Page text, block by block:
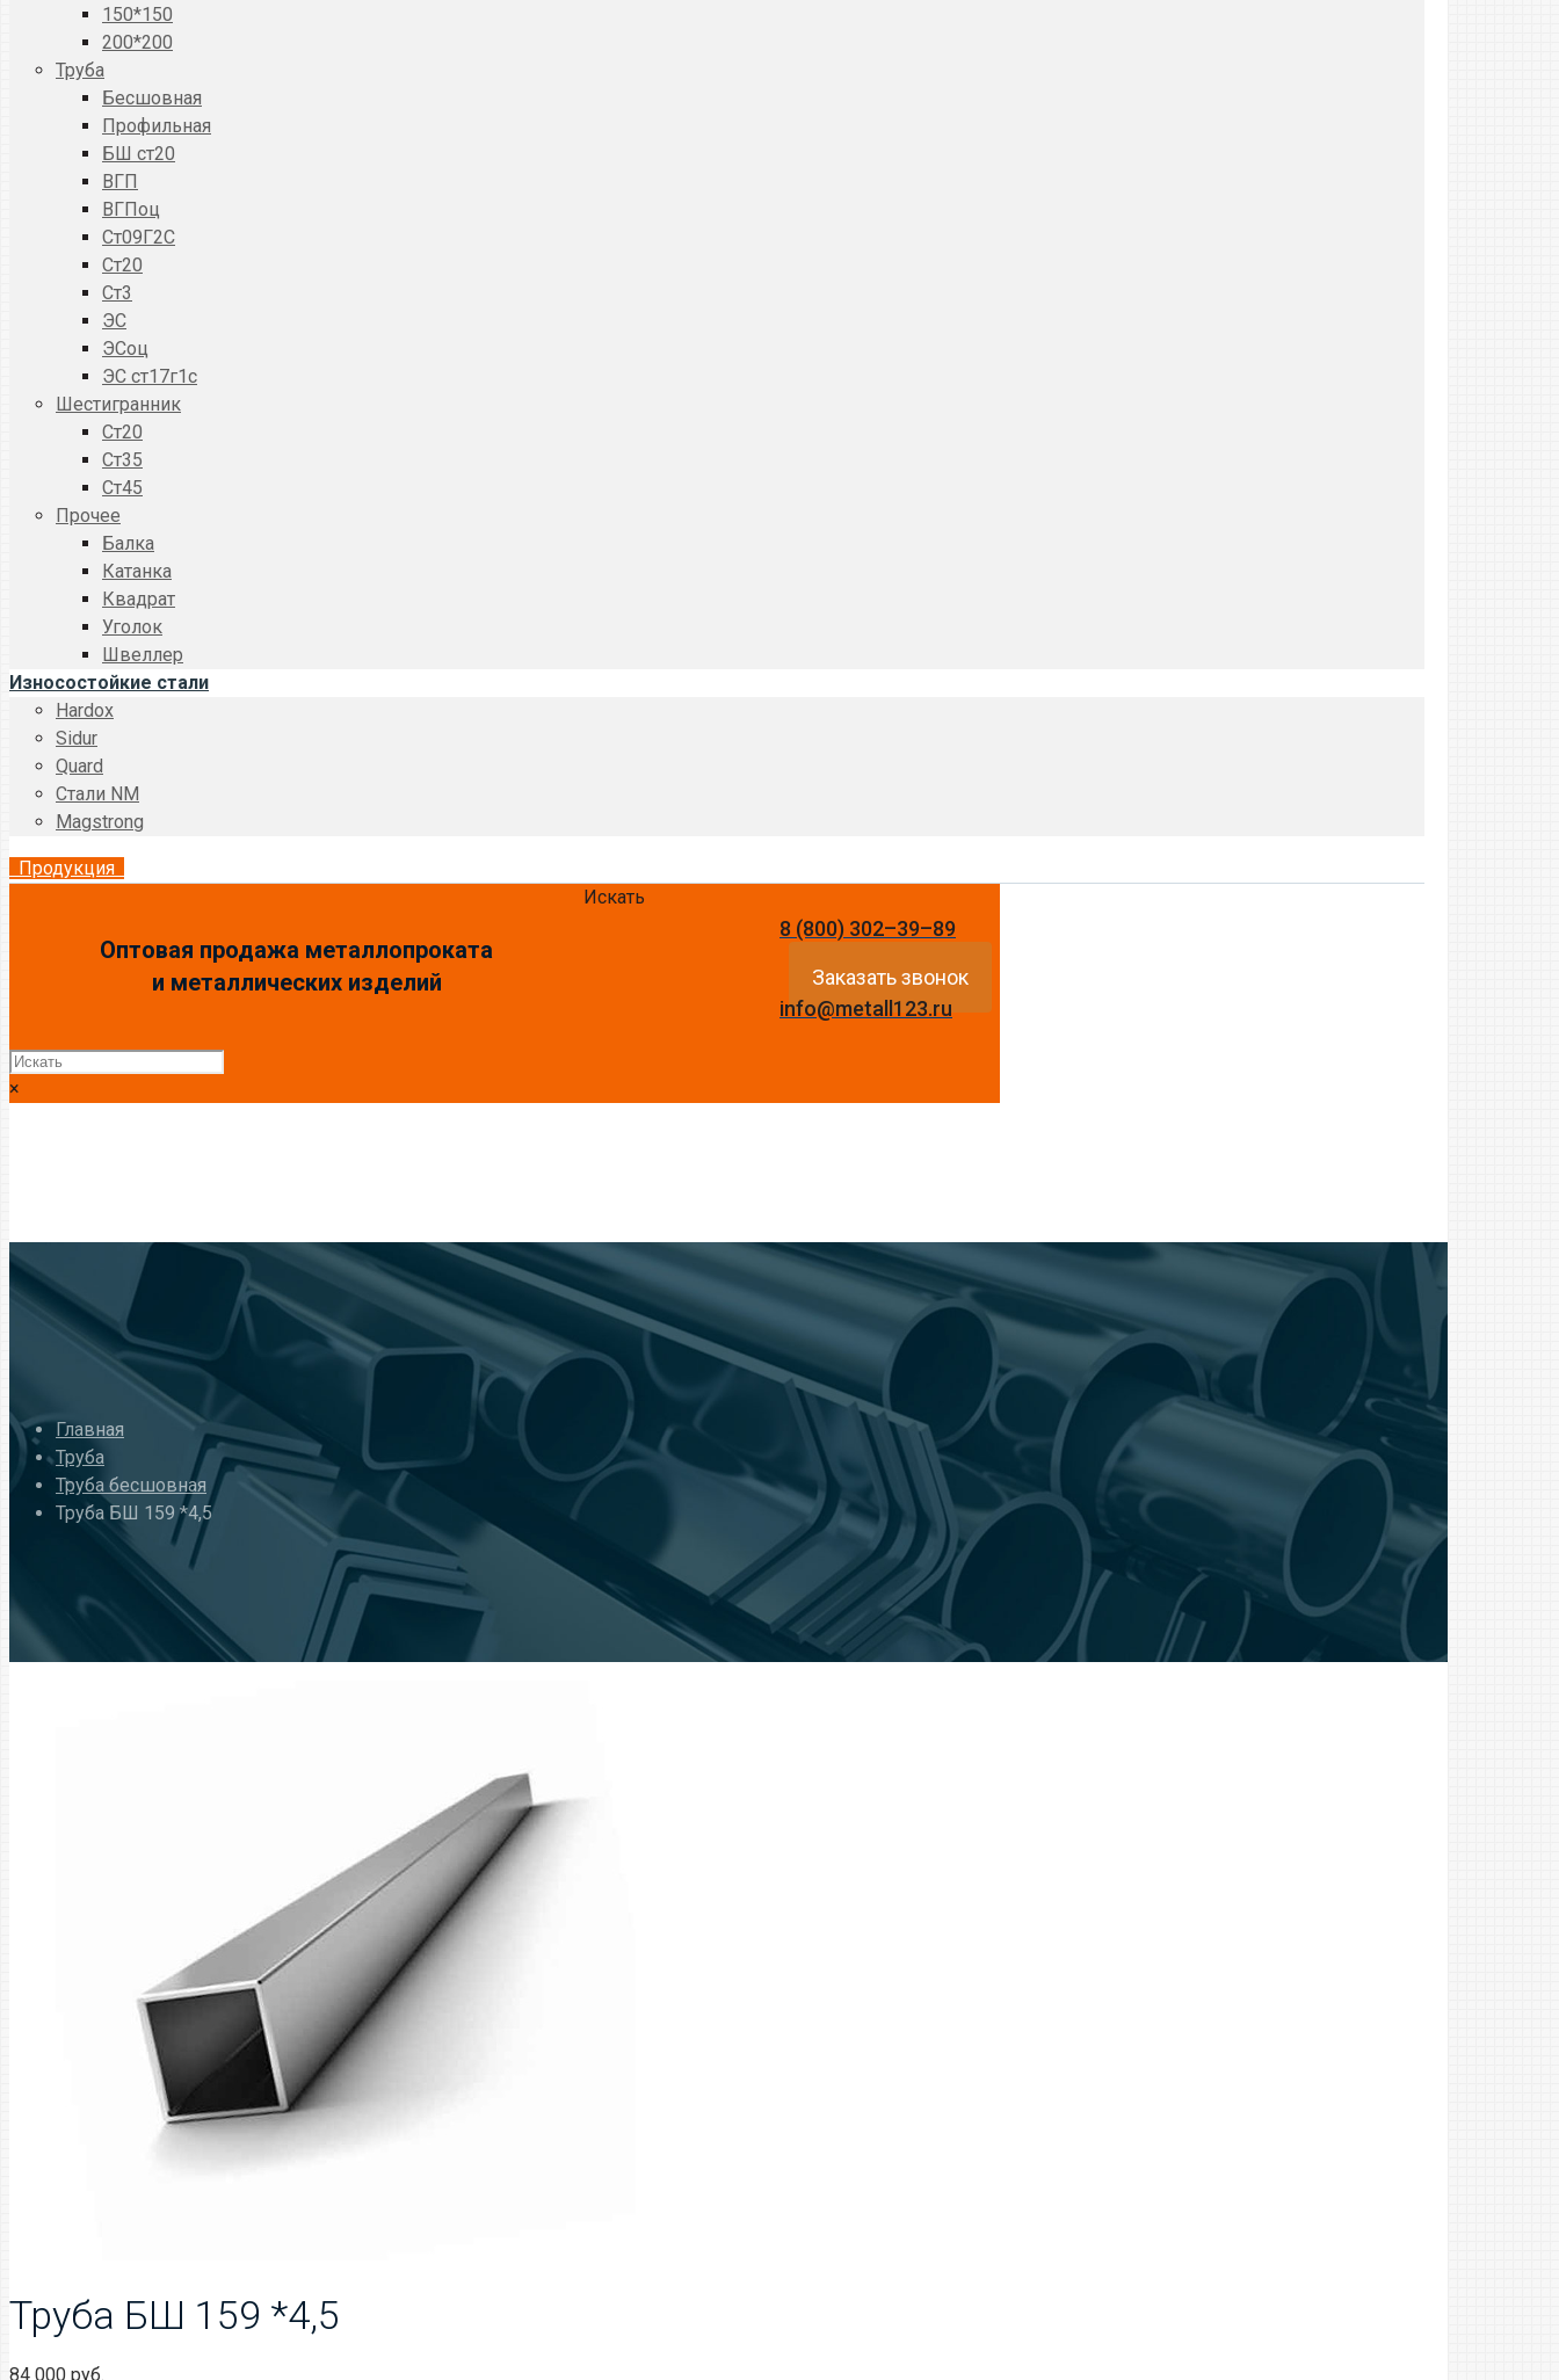
150*150
200*200
Труба
Бесшовная
Профильная
БШ ст20
ВГП
ВГПоц
Ст09Г2С
Ст20
Ст3
ЭС
ЭСоц
ЭС ст17г1с
Шестигранник
Ст20
Ст35
Ст45
Прочее
Балка
Катанка
Квадрат
Уголок
Швеллер
Износостойкие стали
Hardox
Sidur
Quard
Стали NM
Magstrong
Продукция
Оптовая продажа металлопроката
и металлических изделий
8 (800) 302–39–89
Заказать звонок
info@metall123.ru
Искать
×
Главная
Труба
Труба бесшовная
Труба БШ 159 *4,5
Труба БШ 159 *4,5
84 000 руб.